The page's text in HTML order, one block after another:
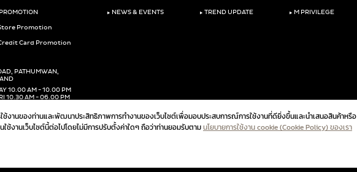
ช้งานของท่านและพัฒนาประสิทธิภาพการทำงานของเว็บไซต์เพื่อมอบประสบการณ์การใช้งานที่ดียิ่งขึ้นและนำเสนอสินค้าหรือ
ใช้งานเว็บไซต์นี้ต่อไปโดยไม่มีการปรับตั้งค่าใดๆ ถือว่าท่านยอมรับตามนโยบายการใช้งาน cookie (Cookie Policy) ของเรา
PROMOTION
Promotion
Card Promotion
‣ NEWS & EVENTS ‣ TREND UPDATE ‣ M PRIVILEGE
PATHUMWAN,
10.00 AM - 10.00 PM
10.30 AM - 06.00 PM